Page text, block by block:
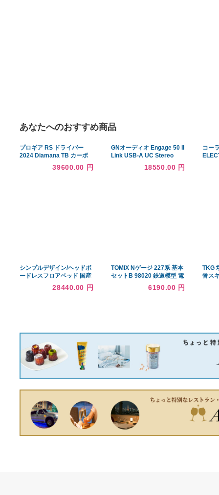
2024 Diamana TB カーボ
ンシャフト RSXシリーズ
39600.00 円
Link USB-A UC Stereo
5099-299-2219
18550.00 円
シンプルデザイン/ヘッドボ
カバーポケットコイルマッ
トレス付き セミダブル
28440.00 円
TOMIX Nゲージ 227系 基本
セットB 98020 鉄道模型 電
車
6190.00 円